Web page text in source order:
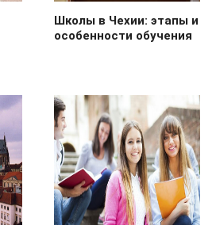
Школы в Чехии: этапы и
особенности обучения